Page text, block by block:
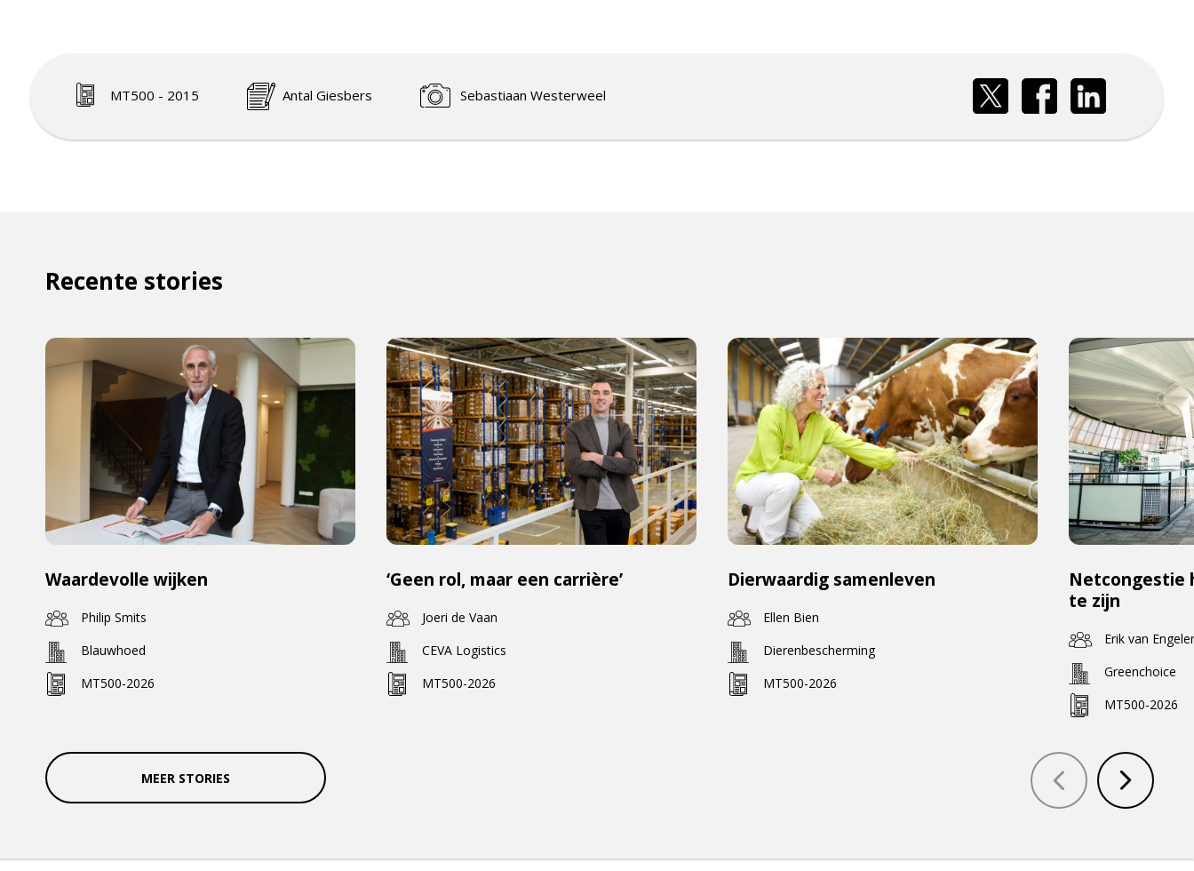
MT500 - 2015 Antal Giesbers Sebastiaan Westerweel
Recente stories
Waardevolle wijken
Philip Smits
Blauwhoed
MT500-2026
‘Geen rol, maar een carrière’
Joeri de Vaan
CEVA Logistics
MT500-2026
Dierwaardig samenleven
Ellen Bien
Dierenbescherming
MT500-2026
Netcongestie
te zijn
Erik van
Greenchoice
MT500-2026
MEER STORIES